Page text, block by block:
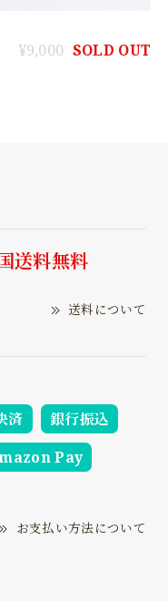
¥9,000 SOLD OUT
送料無料
送料について
済
銀行振込
Pay
お支払い方法について